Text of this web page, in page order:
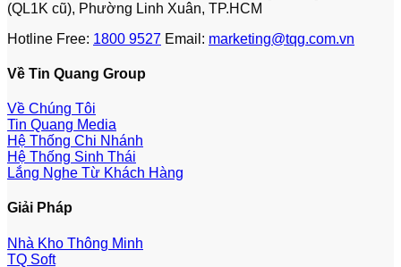
(QL1K cũ), Phường Linh Xuân, TP.HCM
Hotline Free: 1800 9527 Email: marketing@tqg.com.vn
Về Tin Quang Group
Về Chúng Tôi
Tin Quang Media
Hệ Thống Chi Nhánh
Hệ Thống Sinh Thái
Lắng Nghe Từ Khách Hàng
Giải Pháp
Nhà Kho Thông Minh
TQ Soft